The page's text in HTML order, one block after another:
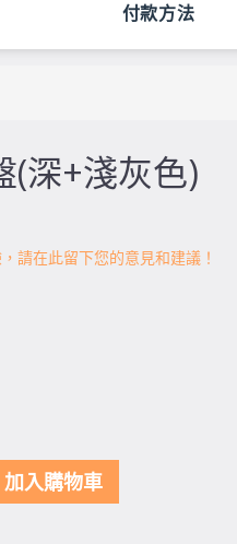
付款方法
(深+淺灰色)
請在此留下您的意見和建議！
加入購物車